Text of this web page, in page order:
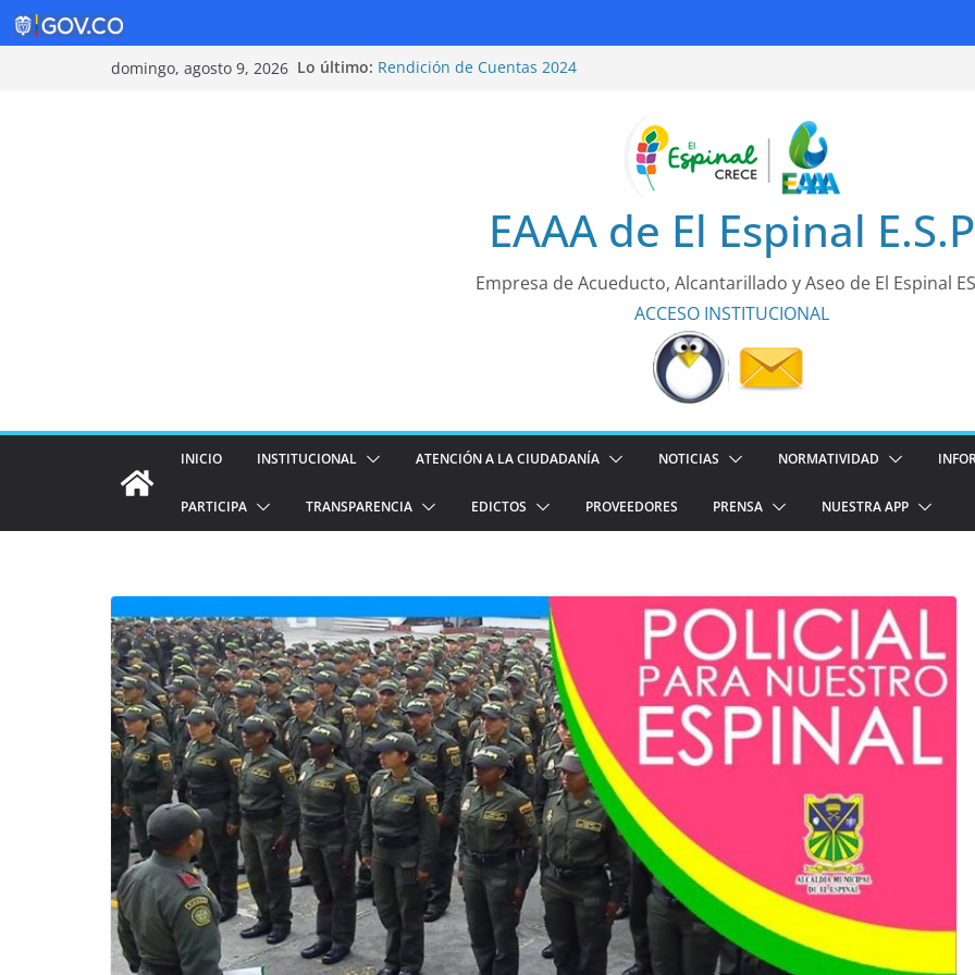
domingo, agosto 9, 2026 Lo último: Rendición de Cuentas 2024
EAAA de El Espinal E.S.P
Empresa de Acueducto, Alcantarillado y Aseo de El Espinal
ACCESO INSTITUCIONAL
INICIO INSTITUCIONAL ATENCIÓN A LA CIUDADANÍA NOTICIAS NORMATIVIDAD
PARTICIPA TRANSPARENCIA EDICTOS PROVEEDORES PRENSA NUESTRA APP